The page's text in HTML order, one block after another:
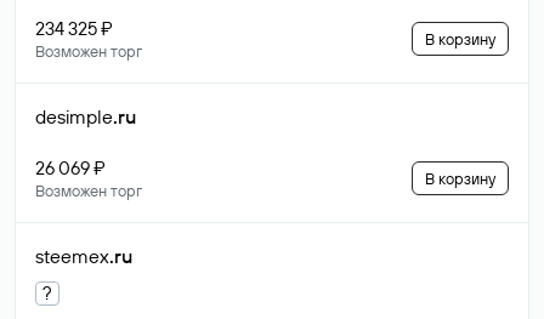
234 325 ₽
Возможен торг
В корзину
desimple.ru
26 069 ₽
Возможен торг
В корзину
steemex.ru
?